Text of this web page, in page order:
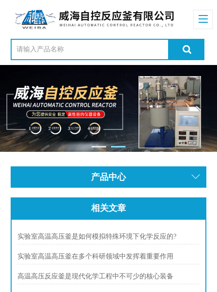
产品中心
相关文章
实验室高温高压釜是如何模拟特殊环境下化学反应的?
实验室高温高压釜在多个科研领域中发挥着重要作用
高温高压反应釜是现代化学工程中不可少的核心装备